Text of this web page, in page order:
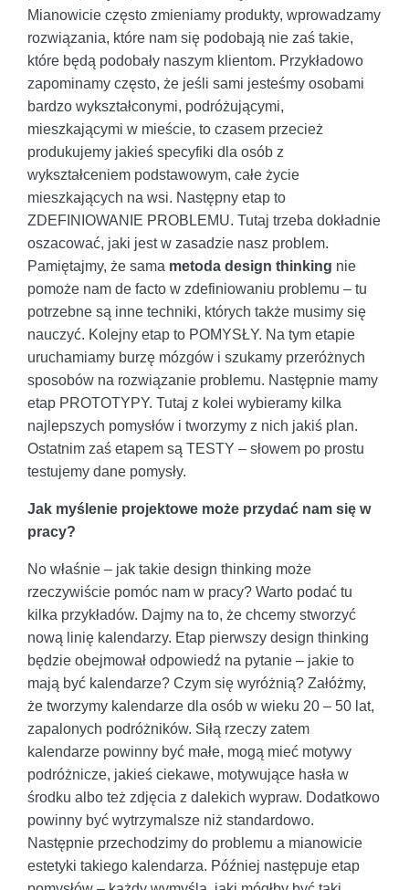
Mianowicie często zmieniamy produkty, wprowadzamy
rozwiązania, które nam się podobają nie zaś takie,
które będą podobały naszym klientom. Przykładowo
zapominamy często, że jeśli sami jesteśmy osobami
bardzo wykształconymi, podróżującymi,
mieszkającymi w mieście, to czasem przecież
produkujemy jakieś specyfiki dla osób z
wykształceniem podstawowym, całe życie
mieszkających na wsi. Następny etap to
ZDEFINIOWANIE PROBLEMU. Tutaj trzeba dokładnie
oszacować, jaki jest w zasadzie nasz problem.
Pamiętajmy, że sama metoda design thinking nie
pomoże nam de facto w zdefiniowaniu problemu – tu
potrzebne są inne techniki, których także musimy się
nauczyć. Kolejny etap to POMYSŁY. Na tym etapie
uruchamiamy burzę mózgów i szukamy przeróżnych
sposobów na rozwiązanie problemu. Następnie mamy
etap PROTOTYPY. Tutaj z kolei wybieramy kilka
najlepszych pomysłów i tworzymy z nich jakiś plan.
Ostatnim zaś etapem są TESTY – słowem po prostu
testujemy dane pomysły.
Jak myślenie projektowe może przydać nam się w
pracy?
No właśnie – jak takie design thinking może
rzeczywiście pomóc nam w pracy? Warto podać tu
kilka przykładów. Dajmy na to, że chcemy stworzyć
nową linię kalendarzy. Etap pierwszy design thinking
będzie obejmował odpowiedź na pytanie – jakie to
mają być kalendarze? Czym się wyróżnią? Załóżmy,
że tworzymy kalendarze dla osób w wieku 20 – 50 lat,
zapalonych podróżników. Siłą rzeczy zatem
kalendarze powinny być małe, mogą mieć motywy
podróżnicze, jakieś ciekawe, motywujące hasła w
środku albo też zdjęcia z dalekich wypraw. Dodatkowo
powinny być wytrzymalsze niż standardowo.
Następnie przechodzimy do problemu a mianowicie
estetyki takiego kalendarza. Później następuje etap